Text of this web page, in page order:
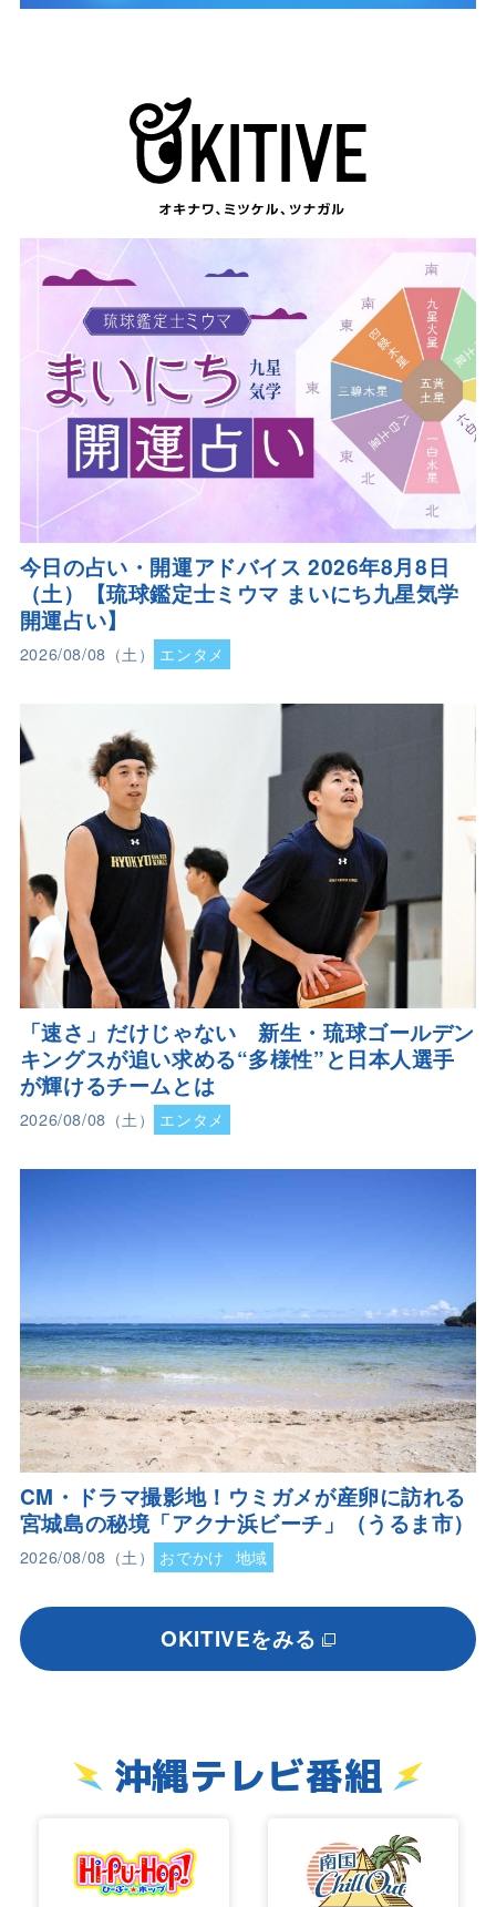
今日の占い・開運アドバイス 2026年8月8日
（土）【琉球鑑定士ミウマ まいにち九星気学
開運占い】
2026/08/08（土） エンタメ
「速さ」だけじゃない 新生・琉球ゴールデン
キングスが追い求める“多様性”と日本人選手
が輝けるチームとは
2026/08/08（土） エンタメ
CM・ドラマ撮影地！ウミガメが産卵に訪れる
宮城島の秘境「アクナ浜ビーチ」（うるま市）
2026/08/08（土） おでかけ 地域
OKITIVEをみる
沖縄テレビ番組